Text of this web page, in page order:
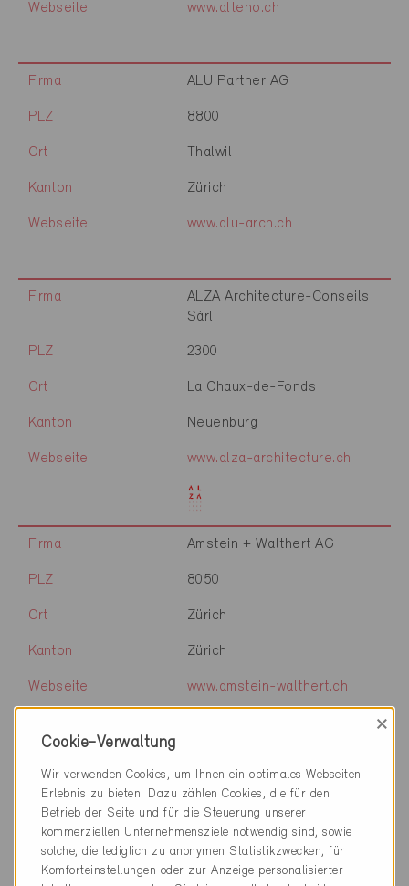
Webseite www.alteno.ch
Firma ALU Partner AG
PLZ 8800
Ort Thalwil
Kanton Zürich
Webseite www.alu-arch.ch
Firma
ALZA Architecture-Conseils
Sàrl
PLZ 2300
Ort La Chaux-de-Fonds
Kanton Neuenburg
Webseite www.alza-architecture.ch
Firma Amstein + Walthert AG
PLZ 8050
Ort Zürich
Kanton Zürich
Webseite www.amstein-walthert.ch
PLZ 8500
Ort Frauenfeld
Kanton Thurgau
Cookie-Verwaltung
×
Wir verwenden Cookies, um Ihnen ein optimales Webseiten-
Erlebnis zu bieten. Dazu zählen Cookies, die für den
Betrieb der Seite und für die Steuerung unserer
kommerziellen Unternehmensziele notwendig sind, sowie
solche, die lediglich zu anonymen Statistikzwecken, für
Komforteinstellungen oder zur Anzeige personalisierter